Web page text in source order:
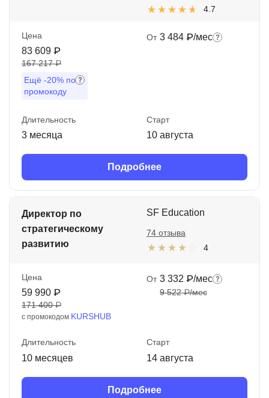
4.7
Цена
83 609 ₽
167 217 ₽
Ещё -20% по
промокоду
От 3 484 ₽/мес
Длительность
3 месяца
Старт
10 августа
Подробнее
Директор по
стратегическому
развитию
SF Education
4
74 отзыва
Цена
59 990 ₽
171 400 ₽
с промокодом KURSHUB
От 3 332 ₽/мес
9 522 ₽/мес
Длительность
10 месяцев
Старт
14 августа
Подробнее